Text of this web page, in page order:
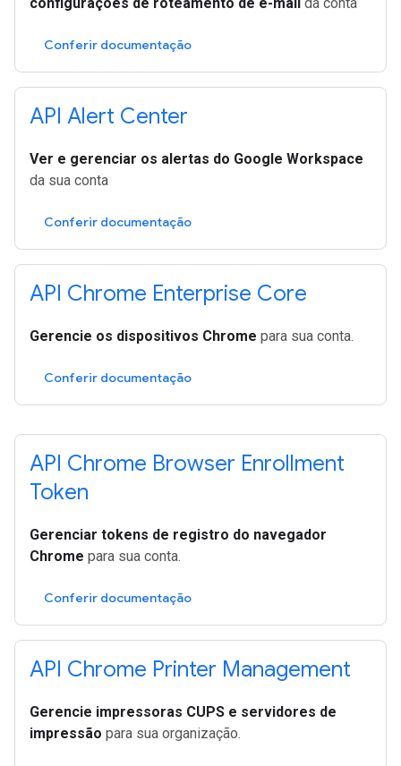
Conferir documentação
API Alert Center
Ver e gerenciar os alertas do Google Workspace
da sua conta
Conferir documentação
API Chrome Enterprise Core
Gerencie os dispositivos Chrome para sua conta.
Conferir documentação
API Chrome Browser Enrollment
Token
Gerenciar tokens de registro do navegador
Chrome para sua conta.
Conferir documentação
API Chrome Printer Management
Gerencie impressoras CUPS e servidores de
impressão para sua organização.